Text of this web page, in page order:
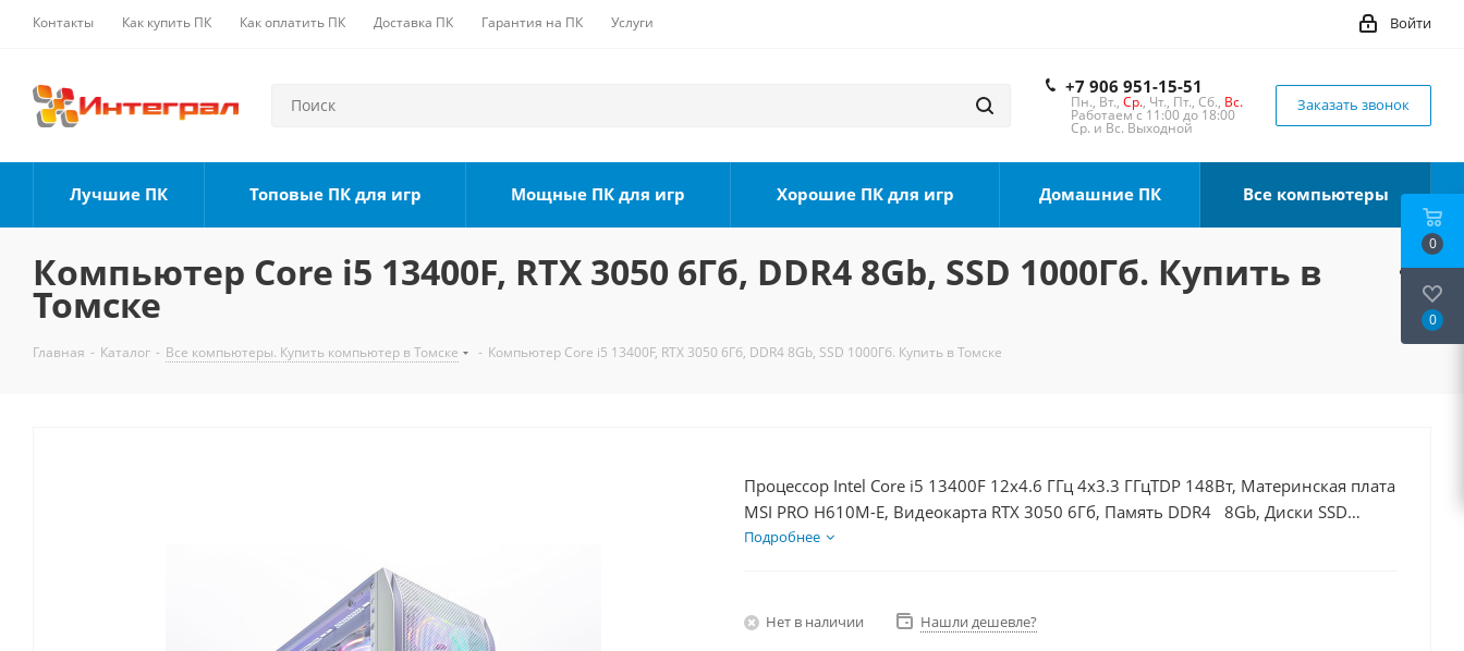
Контакты Как купить ПК Как оплатить ПК Доставка ПК Гарантия на ПК Услуги Войти
+7 906 951-15-51
Пн., Вт., Ср., Чт., Пт., Сб., Вс.
Работаем с 11:00 до 18:00
Ср. и Вс. Выходной
Заказать звонок
Лучшие ПК Топовые ПК для игр Мощные ПК для игр Хорошие ПК для игр Домашние ПК Все компьютеры
Компьютер Core i5 13400F, RTX 3050 6Гб, DDR4 8Gb, SSD 1000Гб. Купить в
Томске
Главная - Каталог - Все компьютеры. Купить компьютер в Томске - Компьютер Core i5 13400F, RTX 3050 6Гб, DDR4 8Gb, SSD 1000Гб. Купить в Томске
Процессор Intel Core i5 13400F 12x4.6 ГГц 4x3.3 ГГцTDP 148Вт, Материнская плата
MSI PRO H610M-E, Видеокарта RTX 3050 6Гб, Память DDR4 8Gb, Диски SSD
1000Гб, БП 500Вт
Подробнее
Нет в наличии Нашли дешевле?
0
0